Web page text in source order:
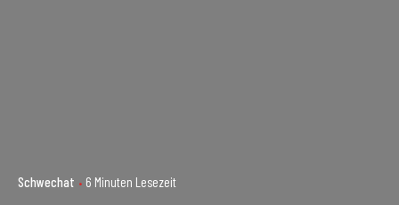
Schwechat 6 Minuten Lesezeit